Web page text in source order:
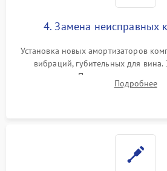
4. Замена неисправных
Установка новых амортизаторов
вибраций, губительных для
элементов Пельтье,
фильтров или поврежденных
Подробнее